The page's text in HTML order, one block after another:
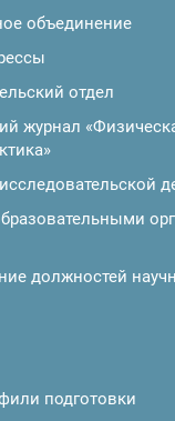
объединение
отдел
журнал
должностей
подготовки